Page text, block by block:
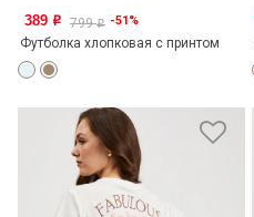
389 o 799o -51%
Футболка хлопковая с принтом